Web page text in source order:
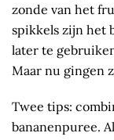
zonde van het
spikkels zijn het
later te
Maar nu gingen
Twee tips:
bananenpuree.